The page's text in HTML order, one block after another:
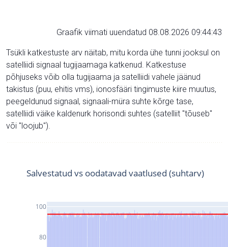
Graafik viimati uuendatud 08.08.2026 09:44:43
Tsükli katkestuste arv näitab, mitu korda ühe tunni jooksul on
satelliidi signaal tugijaamaga katkenud. Katkestuse
põhjuseks võib olla tugijaama ja satelliidi vahele jäänud
takistus (puu, ehitis vms), ionosfääri tingimuste kiire muutus,
peegeldunud signaal, signaali-müra suhte kõrge tase,
satelliidi väike kaldenurk horisondi suhtes (satelliit "tõuseb"
või "loojub").
80
100
Salvestatud vs oodatavad vaatlused (suhtarv)